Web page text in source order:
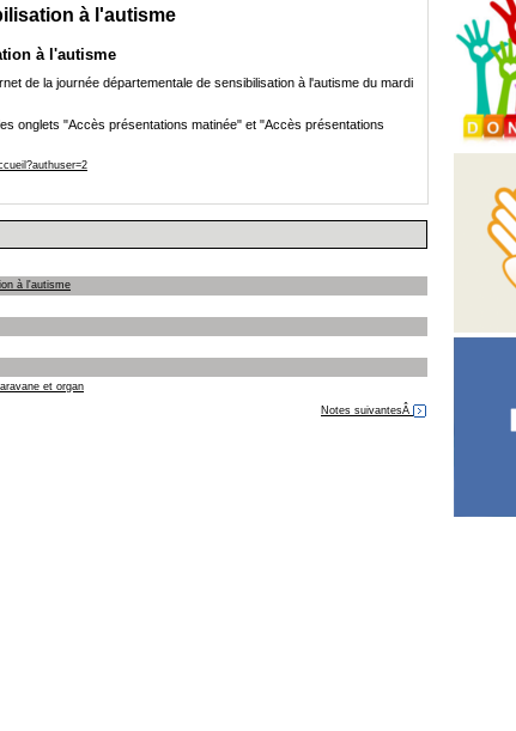
à l'autisme
à l'autisme
de la journée départementale de sensibilisation à l'autisme du mardi
onglets "Accès présentations matinée" et "Accès présentations
à l'autisme
et organ
Notes suivantesÂ